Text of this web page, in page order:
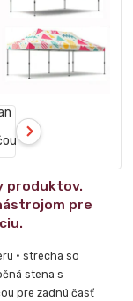
produktov.
pre
• strecha so
stena s
pre zadnú časť